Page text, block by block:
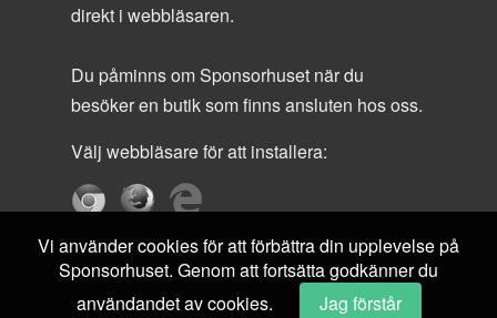
direkt i webbläsaren.
Du påminns om Sponsorhuset när du
besöker en butik som finns ansluten hos oss.
Välj webbläsare för att installera:
Vi använder cookies för att förbättra din upplevelse på
Sponsorhuset. Genom att fortsätta godkänner du
användandet av cookies.
Jag förstår